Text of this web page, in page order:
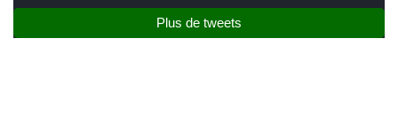
Plus de tweets